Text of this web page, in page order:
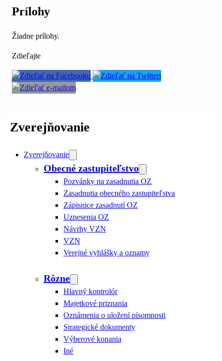
Prílohy
Žiadne prílohy.
Zdieľajte
Zverejňovanie
Zverejňovanie
Obecné zastupiteľstvo
Pozvánky na zasadnutia OZ
Zasadnutia obecného zastupiteľstva
Zápisnice zasadnutí OZ
Uznesenia OZ
Návrhy VZN
VZN
Verejné vyhlášky a oznamy
Rôzne
Hlavný kontrolór
Majetkové priznania
Oznámenia o uložení písomnosti
Strategické dokumenty
Výberové konania
Iné